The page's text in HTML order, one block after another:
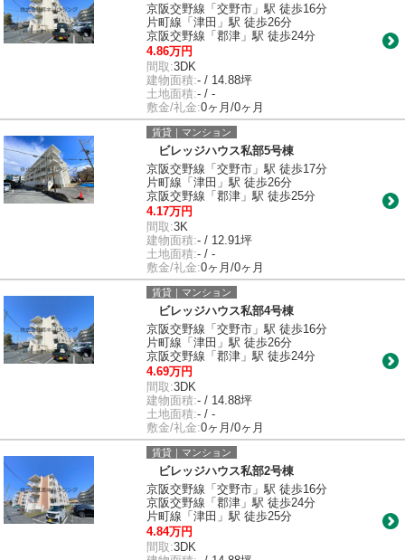
京阪交野線「交野市」駅 徒歩16分
片町線「津田」駅 徒歩26分
京阪交野線「郡津」駅 徒歩24分
4.86万円
間取:3DK
建物面積:- / 14.88坪
土地面積:- / -
敷金/礼金:0ヶ月/0ヶ月
賃貸｜マンション
ビレッジハウス私部5号棟
京阪交野線「交野市」駅 徒歩17分
片町線「津田」駅 徒歩26分
京阪交野線「郡津」駅 徒歩25分
4.17万円
間取:3K
建物面積:- / 12.91坪
土地面積:- / -
敷金/礼金:0ヶ月/0ヶ月
賃貸｜マンション
ビレッジハウス私部4号棟
京阪交野線「交野市」駅 徒歩16分
片町線「津田」駅 徒歩26分
京阪交野線「郡津」駅 徒歩24分
4.69万円
間取:3DK
建物面積:- / 14.88坪
土地面積:- / -
敷金/礼金:0ヶ月/0ヶ月
賃貸｜マンション
ビレッジハウス私部2号棟
京阪交野線「交野市」駅 徒歩16分
京阪交野線「郡津」駅 徒歩24分
片町線「津田」駅 徒歩25分
4.84万円
間取:3DK